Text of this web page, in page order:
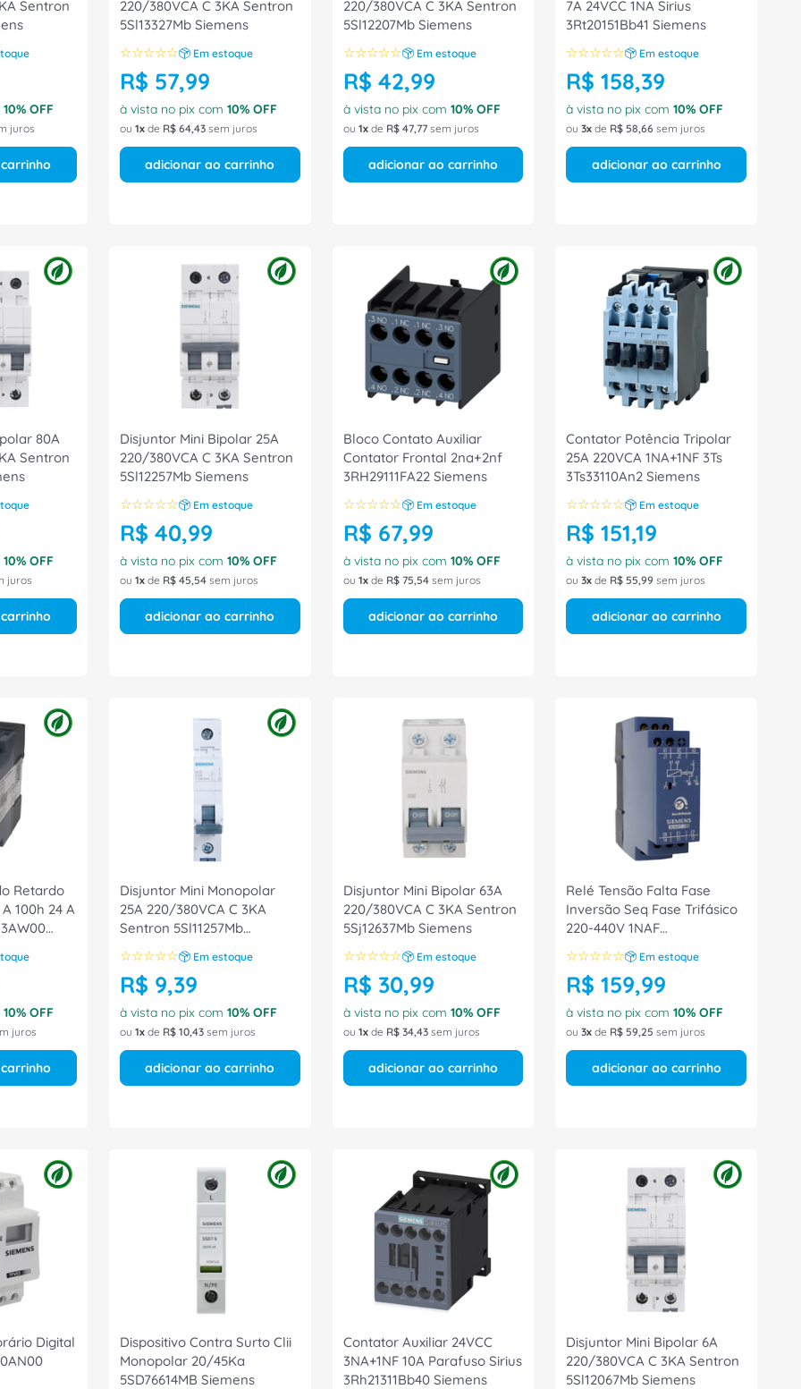
Sentron
10% OFF
juros
220/380VCA C 3KA Sentron
5Sl13327Mb Siemens
☆☆☆☆☆ Em estoque
R$ 57,99
à vista no pix com 10% OFF
ou 1 de R$ 64,43sem juros
adicionar ao carrinho
220/380VCA C 3KA Sentron
5Sl12207Mb Siemens
☆☆☆☆☆ Em estoque
R$ 42,99
à vista no pix com 10% OFF
ou 1 de R$ 47,77sem juros
adicionar ao carrinho
7A 24VCC 1NA Sirius
3Rt20151Bb41 Siemens
☆☆☆☆☆ Em estoque
R$ 158,39
à vista no pix com10% OFF
ou3 de R$ 58,66 sem juros
adicionar ao carrinho
80A
Sentron
10% OFF
juros
Disjuntor Mini Bipolar 25A
220/380VCA C 3KA Sentron
5Sl12257Mb Siemens
☆☆☆☆☆ Em estoque
R$ 40,99
à vista no pix com 10% OFF
ou 1 de R$ 45,54sem juros
adicionar ao carrinho
Bloco Contato Auxiliar
Contator Frontal 2na+2nf
3RH29111FA22 Siemens
☆☆☆☆☆ Em estoque
R$ 67,99
à vista no pix com 10% OFF
ou 1 de R$ 75,54sem juros
adicionar ao carrinho
Contator Potência Tripolar
25A 220VCA 1NA+1NF 3Ts
3Ts33110An2 Siemens
☆☆☆☆☆ Em estoque
R$ 151,19
à vista no pix com10% OFF
ou3 de R$ 55,99 sem juros
adicionar ao carrinho
Retardo
100h 24 A
10% OFF
juros
Disjuntor Mini Monopolar
25A 220/380VCA C 3KA
Sentron 5Sl11257Mb
Siemens
☆☆☆☆☆ Em estoque
R$ 9,39
à vista no pix com 10% OFF
ou 1 de R$ 10,43sem juros
adicionar ao carrinho
Disjuntor Mini Bipolar 63A
220/380VCA C 3KA Sentron
5Sj12637Mb Siemens
☆☆☆☆☆ Em estoque
R$ 30,99
à vista no pix com 10% OFF
ou 1 de R$ 34,43sem juros
adicionar ao carrinho
Relé Tensão Falta Fase
Inversão Seq Fase Trifásico
220-440V 1NAF
3UG07181XK00 Siemens
☆☆☆☆☆ Em estoque
R$ 159,99
à vista no pix com10% OFF
ou3 de R$ 59,25 sem juros
adicionar ao carrinho
Digital
Dispositivo Contra Surto Clii
Monopolar 20/45Ka
5SD76614MB Siemens
Contator Auxiliar 24VCC
3NA+1NF 10A Parafuso Sirius
3Rh21311Bb40 Siemens
Disjuntor Mini Bipolar 6A
220/380VCA C 3KA Sentron
5Sl12067Mb Siemens